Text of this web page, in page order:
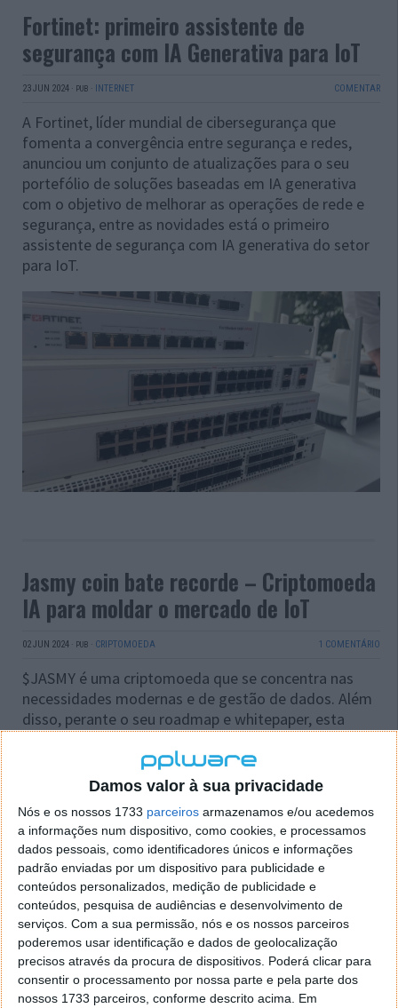
Damos valor à sua privacidade
Nós e os nossos 1733 parceiros armazenamos e/ou acedemos
a informações num dispositivo, como cookies, e processamos
dados pessoais, como identificadores únicos e informações
padrão enviadas por um dispositivo para publicidade e
conteúdos personalizados, medição de publicidade e
conteúdos, pesquisa de audiências e desenvolvimento de
serviços. Com a sua permissão, nós e os nossos parceiros
poderemos usar identificação e dados de geolocalização
precisos através da procura de dispositivos. Poderá clicar para
consentir o processamento por nossa parte e pela parte dos
nossos 1733 parceiros, conforme descrito acima. Em
Fortinet: primeiro assistente de
segurança com IA Generativa para IoT
23 JUN 2024 · PUB · INTERNET COMENTAR
A Fortinet, líder mundial de cibersegurança que
fomenta a convergência entre segurança e redes,
anunciou um conjunto de atualizações para o seu
portefólio de soluções baseadas em IA generativa
com o objetivo de melhorar as operações de rede e
segurança, entre as novidades está o primeiro
assistente de segurança com IA generativa do setor
para IoT.
Jasmy coin bate recorde – Criptomoeda
IA para moldar o mercado de IoT
02 JUN 2024 · PUB · CRIPTOMOEDA 1 COMENTÁRIO
$JASMY é uma criptomoeda que se concentra nas
necessidades modernas e de gestão de dados. Além
disso, perante o seu roadmap e whitepaper, esta
“Internet das Coisas” (IoT).